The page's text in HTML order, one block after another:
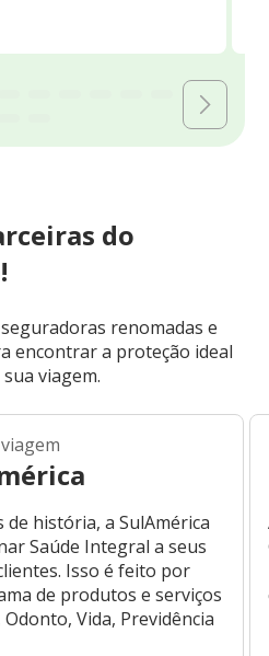
do
renomadas e
encontrar a proteção ideal
viagem.
de história, a SulAmérica
Saúde Integral a seus
Isso é feito por
de produtos e serviços
Vida, Previdência